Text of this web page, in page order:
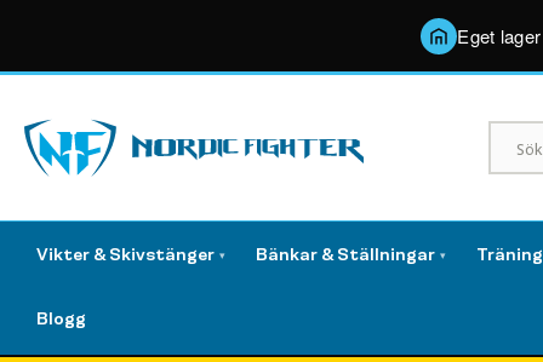
Eget
Vikter & Skivstänger ▾ Bänkar & Ställningar ▾
Blogg